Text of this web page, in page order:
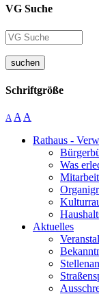
VG Suche
suchen
Schriftgröße
A A A
Rathaus -
Was
Aktuelles